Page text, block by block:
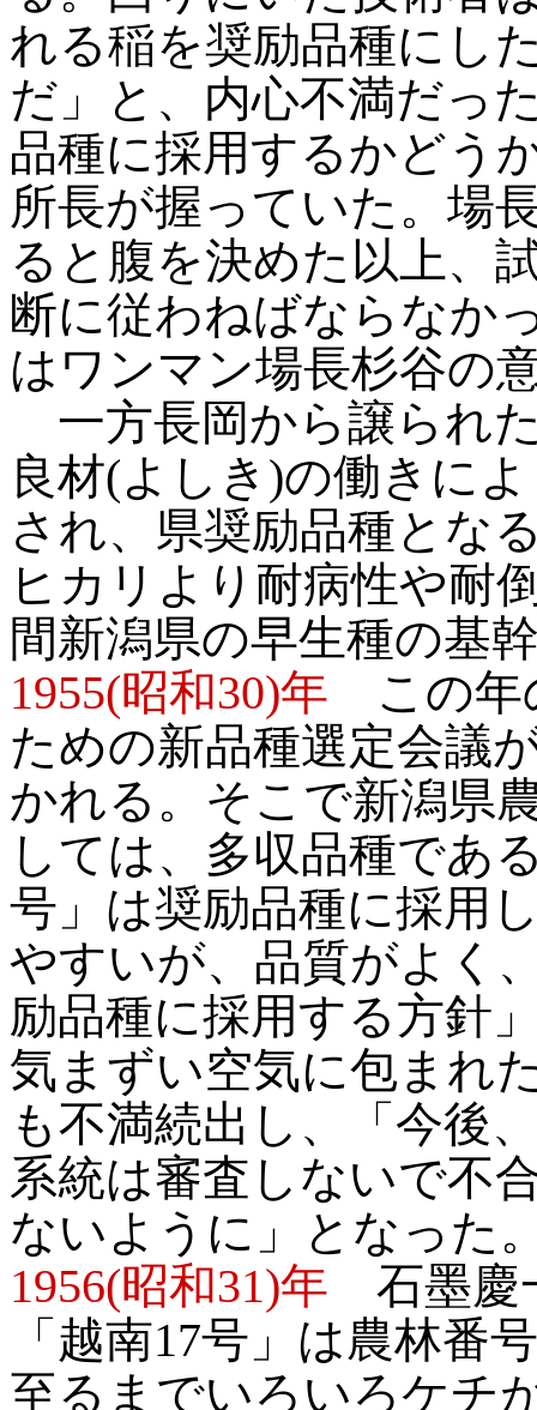
れる稲を奨励品種にし
だ」と、内心不満だっ
品種に採用するかどう
所長が握っていた。場
ると腹を決めた以上、
断に従わねばならなか
はワンマン場長杉谷の
一方長岡から譲られ
良材(よしき)の働きに
され、県奨励品種とな
ヒカリより耐病性や耐
間新潟県の早生種の基
1955(昭和30)年 この年
ための新品種選定会議
かれる。そこで新潟県
しては、多収品種であ
号」は奨励品種に採用
やすいが、品質がよく
励品種に採用する方針
気まずい空気に包まれ
も不満続出し、「今後
系統は審査しないで不
ないように」となった
1956(昭和31)年 石墨慶
「越南17号」は農林番
至るまでいろいろケチ